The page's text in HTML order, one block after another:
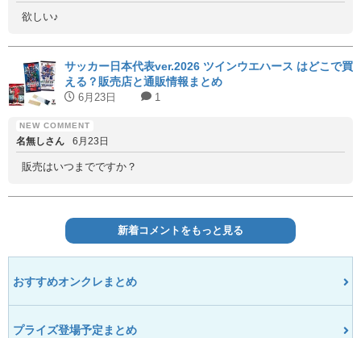
欲しい♪
サッカー日本代表ver.2026 ツインウエハース はどこで買
える？販売店と通販情報まとめ
6月23日 1
名無しさん 6月23日
販売はいつまでですか？
新着コメントをもっと見る
おすすめオンクレまとめ
プライズ登場予定まとめ